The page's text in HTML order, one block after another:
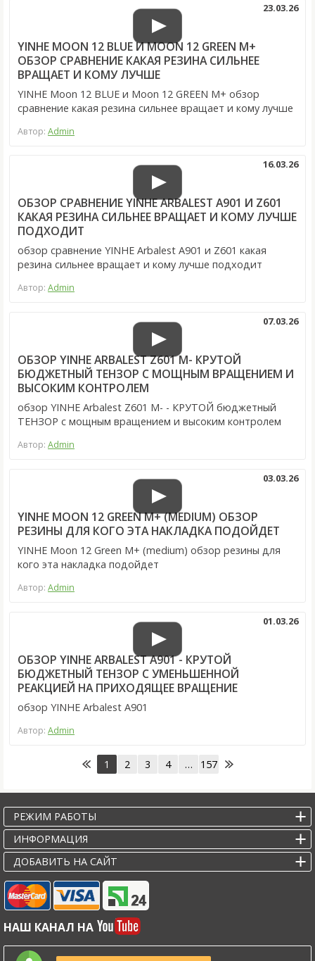
YINHE MOON 12 BLUE И MOON 12 GREEN M+
ОБЗОР СРАВНЕНИЕ КАКАЯ РЕЗИНА СИЛЬНЕЕ
ВРАЩАЕТ И КОМУ ЛУЧШЕ
23.03.26
YINHE Moon 12 BLUE и Moon 12 GREEN M+ обзор
сравнение какая резина сильнее вращает и кому лучше
Автор: Admin
ОБЗОР СРАВНЕНИЕ YINHE ARBALEST A901 И Z601
КАКАЯ РЕЗИНА СИЛЬНЕЕ ВРАЩАЕТ И КОМУ ЛУЧШЕ
ПОДХОДИТ
16.03.26
обзор сравнение YINHE Arbalest A901 и Z601 какая
резина сильнее вращает и кому лучше подходит
Автор: Admin
ОБЗОР YINHE ARBALEST Z601 M- КРУТОЙ
БЮДЖЕТНЫЙ ТЕНЗОР С МОЩНЫМ ВРАЩЕНИЕМ И
ВЫСОКИМ КОНТРОЛЕМ
07.03.26
обзор YINHE Arbalest Z601 M- - КРУТОЙ бюджетный
ТЕНЗОР с мощным вращением и высоким контролем
Автор: Admin
YINHE MOON 12 GREEN M+ (MEDIUM) ОБЗОР
РЕЗИНЫ ДЛЯ КОГО ЭТА НАКЛАДКА ПОДОЙДЕТ
03.03.26
YINHE Moon 12 Green M+ (medium) обзор резины для
кого эта накладка подойдет
Автор: Admin
ОБЗОР YINHE ARBALEST A901 - КРУТОЙ
БЮДЖЕТНЫЙ ТЕНЗОР С УМЕНЬШЕННОЙ
РЕАКЦИЕЙ НА ПРИХОДЯЩЕЕ ВРАЩЕНИЕ
01.03.26
обзор YINHE Arbalest A901
Автор: Admin
1 2 3 4 … 157
РЕЖИМ РАБОТЫ
ИНФОРМАЦИЯ
ДОБАВИТЬ НА САЙТ
НАШ КАНАЛ НА